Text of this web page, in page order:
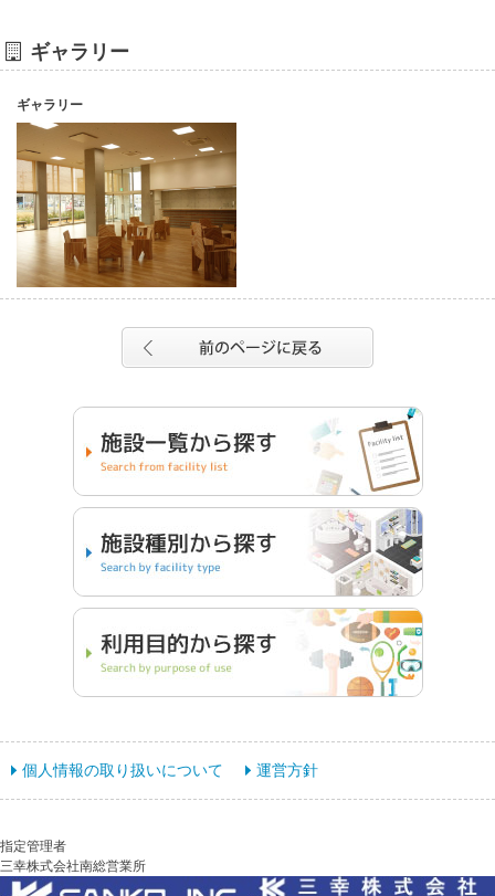
ギャラリー
ギャラリー
個人情報の取り扱いについて 運営方針
指定管理者
三幸株式会社南総営業所